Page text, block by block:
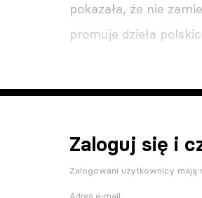
pokazała, że nie
promuje dzieła
Zaloguj się i
Zalogowani użytkownicy mają
Adres e-mail